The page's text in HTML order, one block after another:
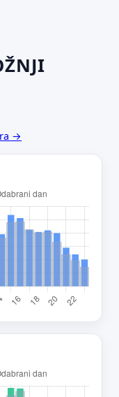
→
želiš da ova
još